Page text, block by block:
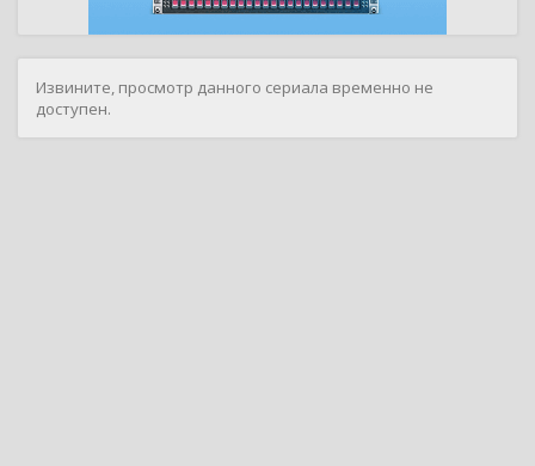
Извините, просмотр данного сериала временно не
доступен.